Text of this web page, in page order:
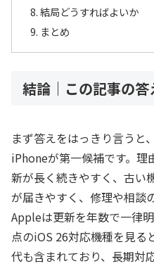
結局どうすればよいか
まとめ
結論｜この記事の答
まず答えをはっきり言うと
iPhoneが第一候補です。
新が長く続きやすく、古い
が届きやすく、修理や相談
Appleは更新を年数で一律
点のiOS 26対応機種を見る
代も含まれており、長期対